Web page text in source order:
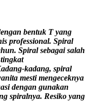
bentuk T yang
professional. Spiral
Spiral sebagai salah
kadang, spiral
mesti mengeceknya
dengan gunakan
spiralnya. Resiko yang